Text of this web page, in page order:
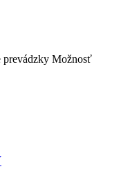
prevádzky Možnosť